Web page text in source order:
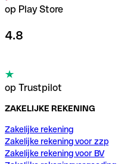
op Play Store
4.8
op Trustpilot
ZAKELIJKE REKENING
Zakelijke rekening
Zakelijke rekening voor zzp
Zakelijke rekening voor BV